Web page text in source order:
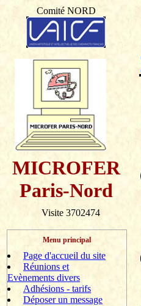
Comité NORD
MICROFER
Paris-Nord
Visite 3702474
Menu principal
Page d'accueil du site
Réunions et
Evènements divers
Adhésions - tarifs
Déposer un message